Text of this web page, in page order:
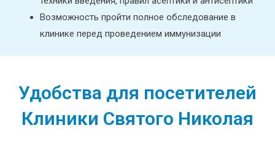
Возможность пройти полное обследование в
клинике перед проведением иммунизации
Удобства для посетителей
Клиники Святого Николая